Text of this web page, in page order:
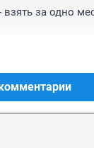
за одно